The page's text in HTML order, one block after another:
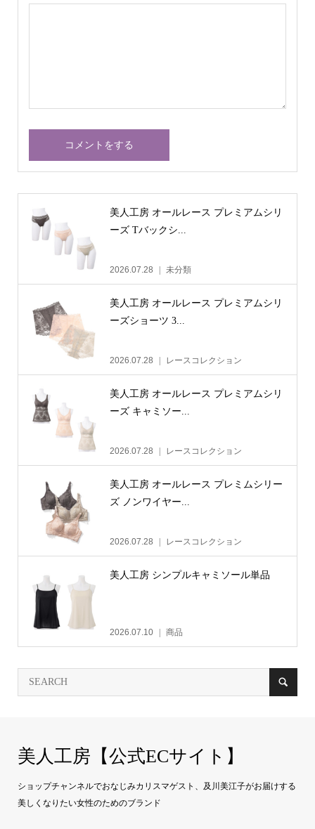
美人工房 オールレース プレミアムシリ
ーズ Tバックシ...
2026.07.28 未分類
美人工房 オールレース プレミアムシリ
ーズショーツ 3...
2026.07.28 レースコレクション
美人工房 オールレース プレミアムシリ
ーズ キャミソー...
2026.07.28 レースコレクション
美人工房 オールレース プレミムシリー
ズ ノンワイヤー...
2026.07.28 レースコレクション
美人工房 シンプルキャミソール単品
2026.07.10 商品
美人工房【公式ECサイト】
ショップチャンネルでおなじみカリスマゲスト、及川美江子がお届けする
美しくなりたい女性のためのブランド